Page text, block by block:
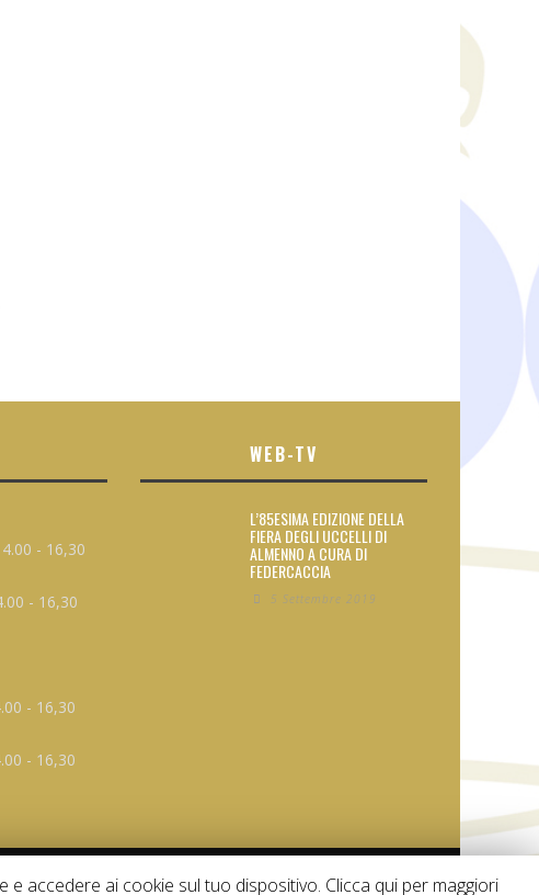
- 16,30
- 16,30
- 16,30
- 16,30
WEB-TV
L’85ESIMA EDIZIONE DELLA
FIERA DEGLI UCCELLI DI
ALMENNO A CURA DI
FEDERCACCIA
5 Settembre 2019
accedere ai cookie sul tuo dispositivo. Clicca qui per maggiori